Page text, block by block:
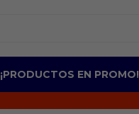
¡PRODUCTOS EN PROMO!